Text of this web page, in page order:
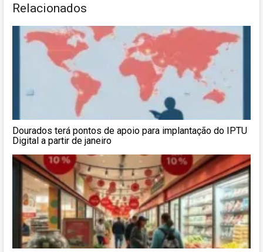
Relacionados
Dourados terá pontos de apoio para implantação do IPTU
Digital a partir de janeiro